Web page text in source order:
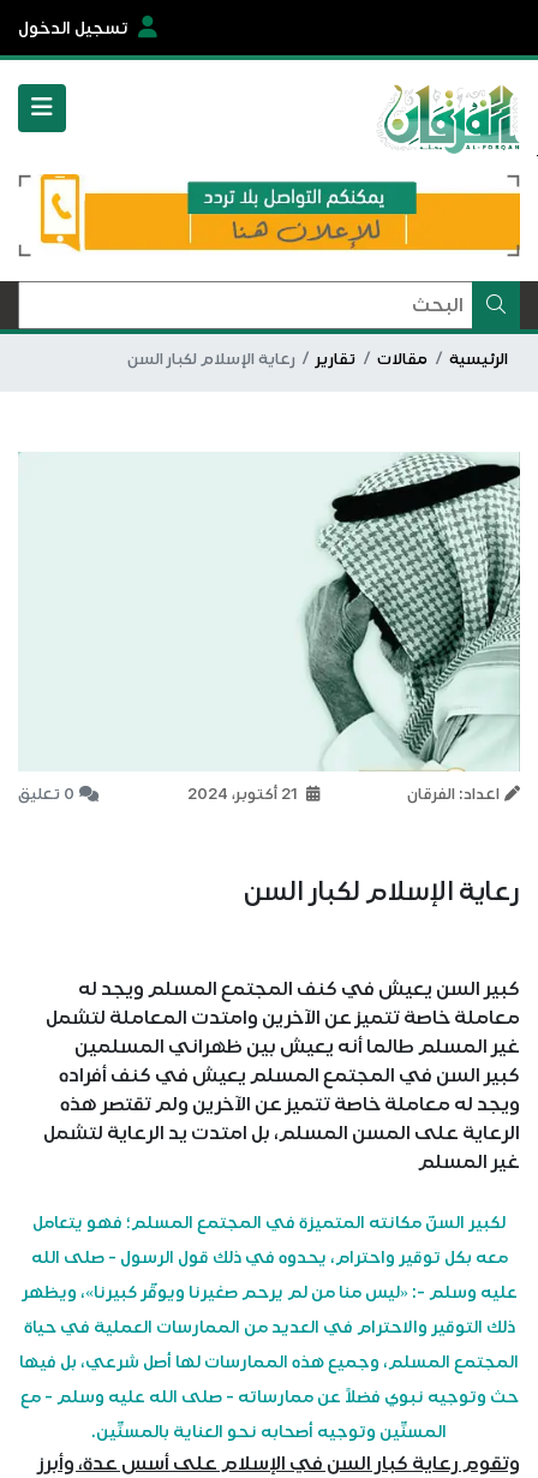
تسجيل الدخول
الرئيسية مقالات تقارير رعاية الإسلام لكبار السن
اعداد: الفرقان 0 تعليق
رعاية الإسلام لكبار السن
كبير السن يعيش في كنف المجتمع المسلم ويجد له
معاملة خاصة تتميز عن الآخرين وامتدت المعاملة لتشمل
غير المسلم طالما أنه يعيش بين ظهراني المسلمين
كبير السن في المجتمع المسلم يعيش في كنف أفراده
ويجد له معاملة خاصة تتميز عن الآخرين ولم تقتصر هذه
الرعاية على المسن المسلم، بل امتدت يد الرعاية لتشمل
غير المسلم
لكبير السنّ مكانته المتميزة في المجتمع المسلم؛ فهو يتعامل
معه بكل توقير واحترام، يحدوه في ذلك قول الرسول - صلى الله
عليه وسلم -: «ليس منا من لم يرحم صغيرنا ويوقّر كبيرنا»، ويظهر
ذلك التوقير والاحترام في العديد من الممارسات العملية في حياة
المجتمع المسلم، وجميع هذه الممارسات لها أصل شرعي، بل فيها
حث وتوجيه نبوي فضلاً عن ممارساته - صلى الله عليه وسلم - مع
المسنِّين وتوجيه أصحابه نحو العناية بالمسنِّين.
وتقوم رعاية كبار السن في الإسلام على أسس عدة، وأبرز